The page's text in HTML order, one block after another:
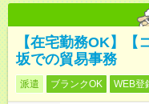
【在宅勤務OK】
坂での貿易事務
派遣 ブランクOK WEB登